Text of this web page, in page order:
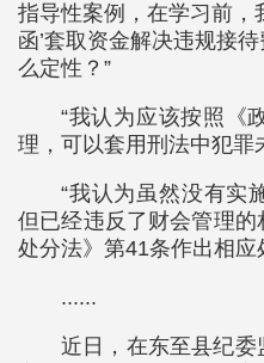
指导性案例，在学习前，
函’套取资金解决违规接
么定性？”
“我认为应该按照《
理，可以套用刑法中犯罪
“我认为虽然没有实
但已经违反了财会管理
处分法》第41条作出相应
......
近日，在东至县纪